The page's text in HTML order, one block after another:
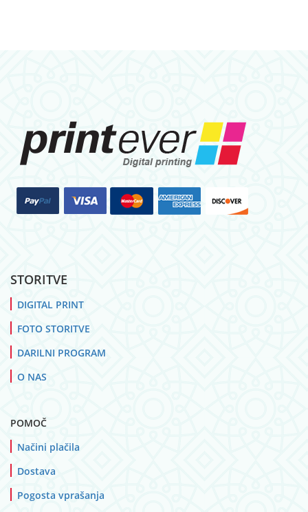
STORITVE
DIGITAL PRINT
FOTO STORITVE
DARILNI PROGRAM
O NAS
POMOČ
Načini plačila
Dostava
Pogosta vprašanja